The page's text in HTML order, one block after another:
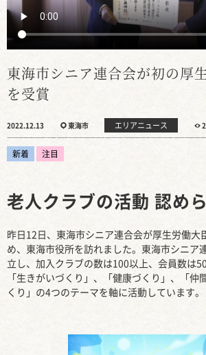
東海市シニア連合会が初の厚
を受賞
2022.12.13 東海市 エリアニュース
新着 注目
老人クラブの活動 認め
昨日12日、東海市シニア連合会が厚生労働大
め、東海市役所を訪れました。東海市シニア
立し、加入クラブの数は100以上、会員数は
「生きがいづくり」、「健康づくり」、「仲
くり」の4つのテーマを軸に活動しています。